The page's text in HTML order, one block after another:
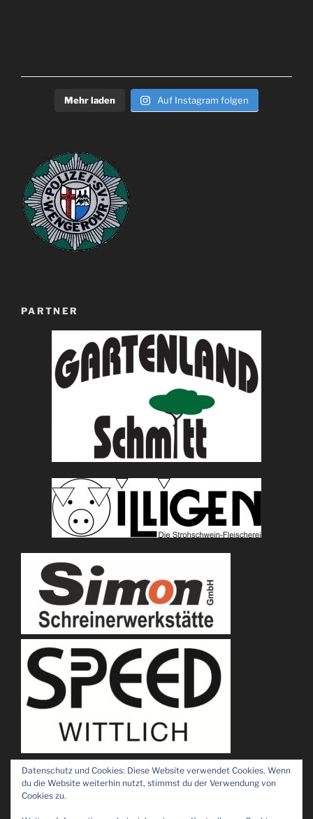
Mehr laden Auf Instagram folgen
PARTNER
Datenschutz und Cookies: Diese Website verwendet Cookies. Wenn
du die Website weiterhin nutzt, stimmst du der Verwendung von
Cookies zu.